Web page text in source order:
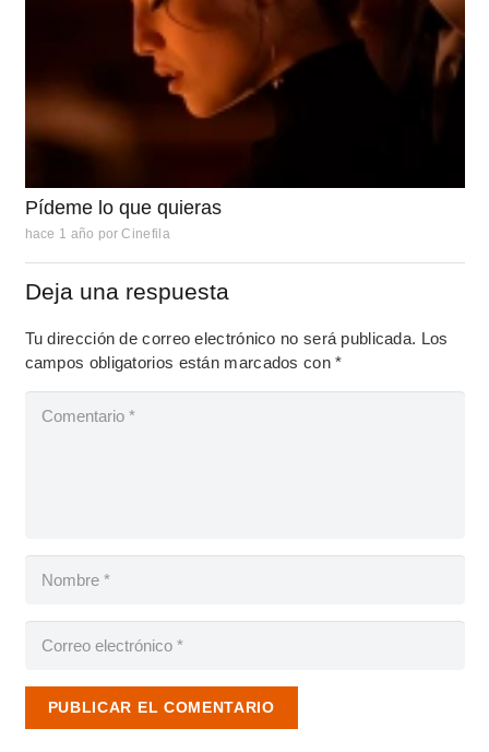
Pídeme lo que quieras
hace 1 año por Cinefila
Deja una respuesta
Tu dirección de correo electrónico no será publicada. Los
campos obligatorios están marcados con*
PUBLICAR EL COMENTARIO